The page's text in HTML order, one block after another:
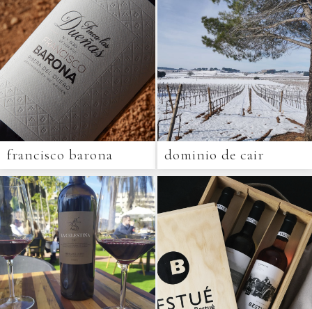
francisco barona dominio de cair